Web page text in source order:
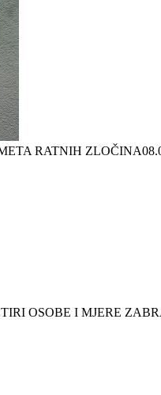
RATNIH ZLOČINA
OSOBE I MJERE